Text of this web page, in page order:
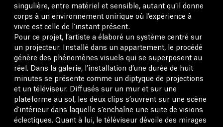
singulière, entre matériel et sensible, autant qu’il donne
corps à un environnement onirique où l’expérience à
vivre est celle de l’instant présent.
Pour ce projet, l’artiste a élaboré un système centré sur
un projecteur. Installé dans un appartement, le procédé
génère des phénomènes visuels qui se superposent au
réel. Dans la galerie, l’installation d’une durée de huit
minutes se présente comme un diptyque de projections
et un téléviseur. Diffusés sur un mur et sur une
plateforme au sol, les deux clips s’ouvrent sur une scène
d’intérieur dans laquelle s’enchaîne une suite de visions
éclectiques. Quant à lui, le téléviseur dévoile des mirages